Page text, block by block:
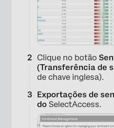
Clique no botão
(Transferência de
de chave inglesa).
Exportações de
do SelectAccess.